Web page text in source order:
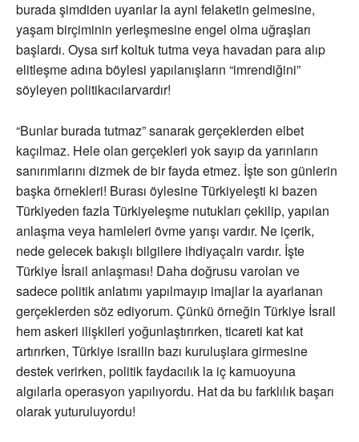
burada şimdiden uyarılar la ayni felaketin gelmesine,
yaşam birçiminin yerleşmesine engel olma uğraşları
başlardı. Oysa sırf koltuk tutma veya havadan para alıp
elitleşme adına böylesi yapılanışların “imrendiğini”
söyleyen politikacılarvardır!
“Bunlar burada tutmaz” sanarak gerçeklerden elbet
kaçılmaz. Hele olan gerçekleri yok sayıp da yarınların
sanırımlarını dizmek de bir fayda etmez. İşte son günlerin
başka örnekleri! Burası öylesine Türkiyeleşti ki bazen
Türkiyeden fazla Türkiyeleşme nutukları çekilip, yapılan
anlaşma veya hamleleri övme yarışı vardır. Ne içerik,
nede gelecek bakışlı bilgilere ihdiyaçalrı vardır. İşte
Türkiye İsrail anlaşması! Daha doğrusu varolan ve
sadece politik anlatımı yapılmayıp imajlar la ayarlanan
gerçeklerden söz ediyorum. Çünkü örneğin Türkiye İsrail
hem askeri ilişkileri yoğunlaştırırken, ticareti kat kat
artırırken, Türkiye israilin bazı kuruluşlara girmesine
destek verirken, politik faydacılık la iç kamuoyuna
algılarla operasyon yapılıyordu. Hat da bu farklılık başarı
olarak yuturuluyordu!